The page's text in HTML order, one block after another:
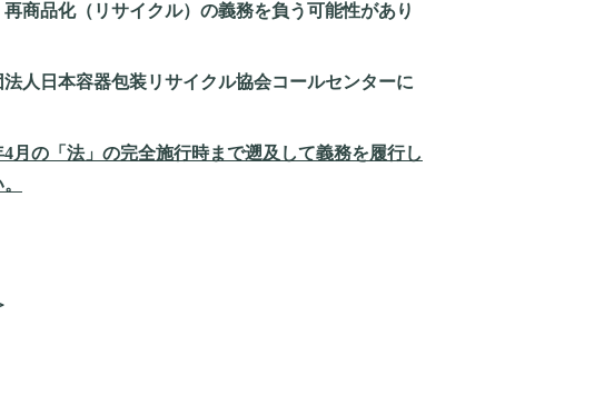
商品化（リサイクル）の義務を負う可能性があり
人日本容器包装リサイクル協会コールセンターに
4月の「法」の完全施行時まで遡及して義務を履行し